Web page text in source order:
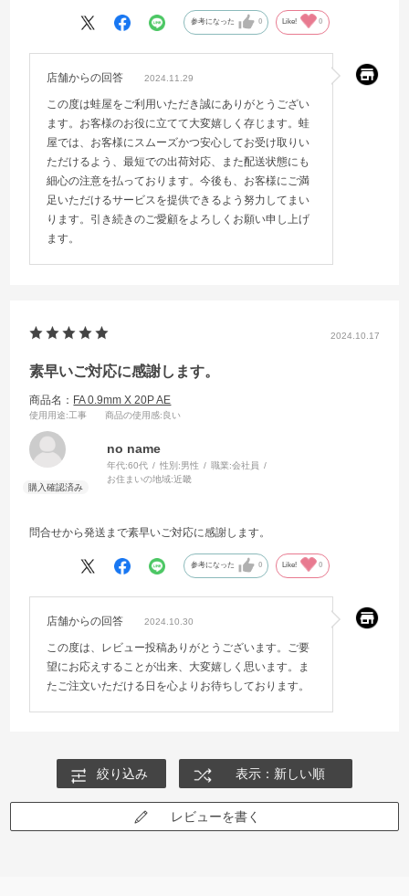
参考になった 0 Like! 0
店舗からの回答 2024.11.29
この度は蛙屋をご利用いただき誠にありがとうござい
ます。お客様のお役に立てて大変嬉しく存じます。蛙
屋では、お客様にスムーズかつ安心してお受け取りい
ただけるよう、最短での出荷対応、また配送状態にも
細心の注意を払っております。今後も、お客様にご満
足いただけるサービスを提供できるよう努力してまい
ります。引き続きのご愛顧をよろしくお願い申し上げ
ます。
2024.10.17
素早いご対応に感謝します。
商品名： FA 0.9mm X 20P AE
使用用途:工事 商品の使用感:良い
no name
年代:60代 性別:男性 職業:会社員
お住まいの地域:近畿
問合せから発送まで素早いご対応に感謝します。
参考になった 0 Like! 0
店舗からの回答 2024.10.30
この度は、レビュー投稿ありがとうございます。ご要
望にお応えすることが出来、大変嬉しく思います。ま
たご注文いただける日を心よりお待ちしております。
絞り込み 表示：新しい順
レビューを書く